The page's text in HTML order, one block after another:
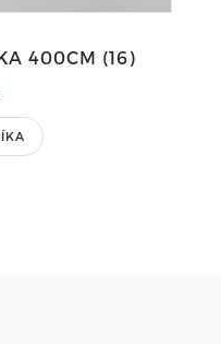
400CM (16)